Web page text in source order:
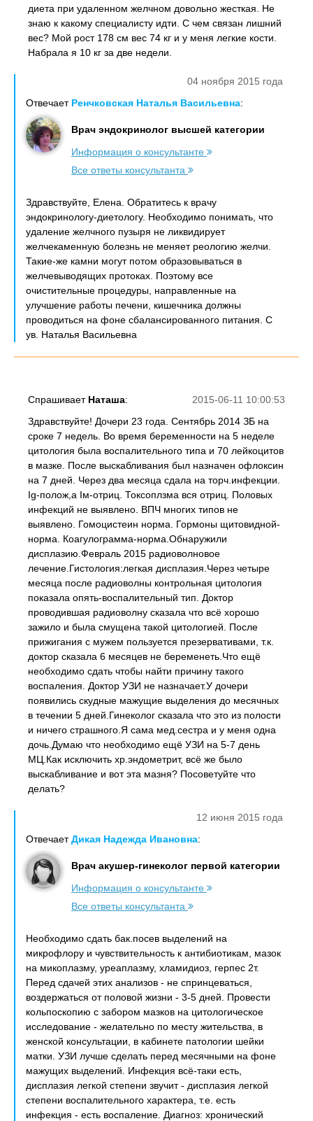
диета при удаленном желчном довольно жесткая. Не
знаю к какому специалисту идти. С чем связан лишний
вес? Мой рост 178 см вес 74 кг и у меня легкие кости.
Набрала я 10 кг за две недели.
04 ноября 2015 года
Отвечает Ренчковская Наталья Васильевна:
Врач эндокринолог высшей категории
Информация о консультанте
Все ответы консультанта
Здравствуйте, Елена. Обратитесь к врачу
эндокринологу-диетологу. Необходимо понимать, что
удаление желчного пузыря не ликвидирует
желчекаменную болезнь не меняет реологию желчи.
Такие-же камни могут потом образовываться в
желчевыводящих протоках. Поэтому все
очистительные процедуры, направленные на
улучшение работы печени, кишечника должны
проводиться на фоне сбалансированного питания. С
ув. Наталья Васильевна
2015-06-11 10:00:53
Спрашивает Наташа:
Здравствуйте! Дочери 23 года. Сентябрь 2014 ЗБ на
сроке 7 недель. Во время беременности на 5 неделе
цитология была воспалительного типа и 70 лейкоцитов
в мазке. После выскабливания был назначен офлоксин
на 7 дней. Через два месяца сдала на торч.инфекции.
Іg-полож,а Ім-отриц. Токсоплзма вся отриц. Половых
инфекций не выявлено. ВПЧ многих типов не
выявлено. Гомоцистеин норма. Гормоны щитовидной-
норма. Коагулограмма-норма.Обнаружили
дисплазию.Февраль 2015 радиоволновое
лечение.Гистология:легкая дисплазия.Через четыре
месяца после радиоволны контрольная цитология
показала опять-воспалительный тип. Доктор
проводившая радиоволну сказала что всё хорошо
зажило и была смущена такой цитологией. После
прижигания с мужем пользуется презервативами, т.к.
доктор сказала 6 месяцев не беременеть.Что ещё
необходимо сдать чтобы найти причину такого
воспаления. Доктор УЗИ не назначает.У дочери
появились скудные мажущие выделения до месячных
в течении 5 дней.Гинеколог сказала что это из полости
и ничего страшного.Я сама мед.сестра и у меня одна
дочь.Думаю что необходимо ещё УЗИ на 5-7 день
МЦ.Как исключить хр.эндометрит, всё же было
выскабливание и вот эта мазня? Посоветуйте что
делать?
12 июня 2015 года
ОтвечаетДикая Надежда Ивановна:
Врач акушер-гинеколог первой категории
Информация о консультанте
Все ответы консультанта
Необходимо сдать бак.посев выделений на
микрофлору и чувствительность к антибиотикам, мазок
на микоплазму, уреаплазму, хламидиоз, герпес 2т.
Перед сдачей этих анализов - не спринцеваться,
воздержаться от половой жизни - 3-5 дней. Провести
кольпоскопию с забором мазков на цитологическое
исследование - желательно по месту жительства, в
женской консультации, в кабинете патологии шейки
матки. УЗИ лучше сделать перед месячными на фоне
мажущих выделений. Инфекция всё-таки есть,
дисплазия легкой степени звучит - дисплазия легкой
степени воспалительного характера, т.е. есть
инфекция - есть воспаление. Диагноз: хронический